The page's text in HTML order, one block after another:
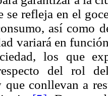
se refleja en el
así como
variará en
los que
del rol
que conllevan a